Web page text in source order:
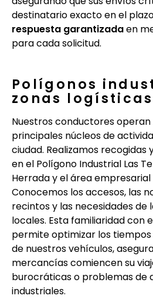
destinatario exacto en el
respuesta garantizadaen
para cada solicitud.
Polígonos
zonas logísticas
Nuestros conductores operan
principales núcleos de
ciudad. Realizamos
en el Polígono Industrial Las
Herrada y el área
Conocemos los accesos, las
recintos y las necesidades de
locales. Esta familiaridad con
permite optimizar los
de nuestros vehículos,
mercancías comiencen su
burocráticas o problemas de
industriales.